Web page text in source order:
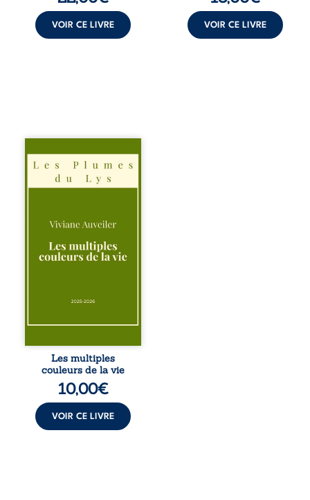
VOIR CE LIVRE
peuvent ...
VOIR CE LIVRE
Trois récits, trois
existences saisies
à l’instant où tout
bascule. Une
l’apaisement, un
recouvre
l’espérance, tandis
pour en retrouver
Entre souvenirs,
désillusions, Les
multiples couleurs
de la vie explore la
force des liens, le
poids des non-dits
et la ...
Les multiples
couleurs de la vie
10,00€
VOIR CE LIVRE